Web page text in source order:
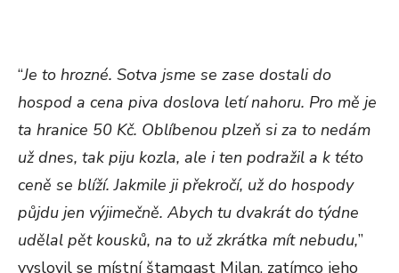
“Je to hrozné. Sotva jsme se zase dostali do
hospod a cena piva doslova letí nahoru. Pro mě je
ta hranice 50 Kč. Oblíbenou plzeň si za to nedám
už dnes, tak piju kozla, ale i ten podražil a k této
ceně se blíží. Jakmile ji překročí, už do hospody
půjdu jen výjimečně. Abych tu dvakrát do týdne
udělal pět kousků, na to už zkrátka mít nebudu,”
vyslovil se místní štamgast Milan, zatímco jeho